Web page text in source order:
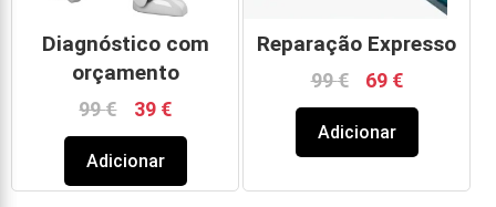
Diagnóstico com
orçamento
99€ 39 €
Adicionar
Reparação Expresso
99€ 69 €
Adicionar